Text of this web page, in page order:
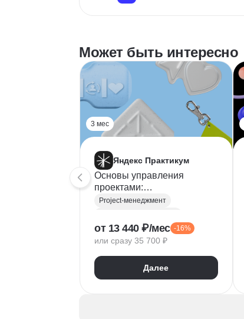
Может быть интересно
3 мес
Яндекс Практикум
Основы управления
проектами:
самостоятельное обучение
Project-менеджмент
Agile
Waterfall
SMART
Kaiten
Оценка рисков
MSCW
Gantter
от 13 440 ₽/мес -16%
или сразу 35 700 ₽
Далее